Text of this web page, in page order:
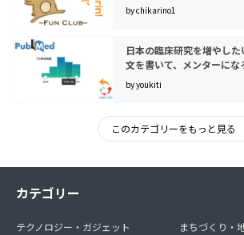
by chikarino1
日本の臨床研究を増やし
文を書いて、メンターにな
by youkiti
このカテゴリーをもっと見る
カテゴリー
テクノロジー・ガジェット
まちづくり・